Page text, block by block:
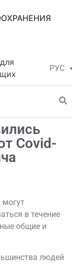
РУС
ҚАЗ
Covid-
могут
в течение
общие и
людей